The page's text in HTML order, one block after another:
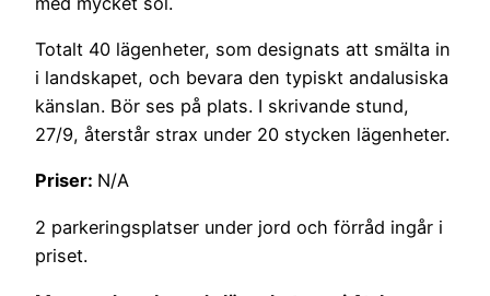
Totalt 40 lägenheter, som designats att smälta in
i landskapet, och bevara den typiskt andalusiska
känslan. Bör ses på plats. I skrivande stund,
27/9, återstår strax under 20 stycken lägenheter.
Priser: N/A
2 parkeringsplatser under jord och förråd ingår i
priset.